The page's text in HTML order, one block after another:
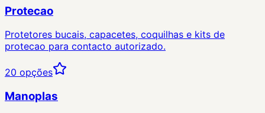
Protecao
Protetores bucais, capacetes, coquilhas e kits de
protecao para contacto autorizado.
20 opções
Manoplas